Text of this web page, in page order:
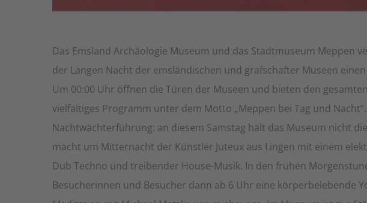
Das Emsland Archäologie Museum und das Stadtmuseum Meppen
der Langen Nacht der emsländischen und grafschafter Museen
Um 00:00 Uhr öffnen die Türen der Museen und bieten den
vielfältiges Programm unter dem Motto „Meppen bei Tag und Nacht“.
Nachtwächterführung: an diesem Samstag hält das Museum nicht
macht um Mitternacht der Künstler Juteux aus Lingen mit einem
Dub Techno und treibender House-Musik. In den frühen
Besucherinnen und Besucher dann ab 6 Uhr eine körperbelebende